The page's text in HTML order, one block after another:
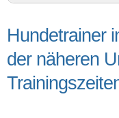
Hundetrainer
Das macht
Hundetrainer
der näheren